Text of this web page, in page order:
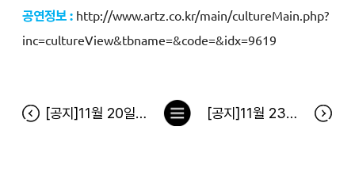
공연정보 : http://www.artz.co.kr/main/cultureMain.php?
inc=cultureView&tbname=&code=&idx=9619
[공지]11월 20일(월), 청정원 및 통합회원 서버 작업에 따른 서비스 일시 중지 안내 [공지]11월 23일(목), 청정원 서버 점검에 따른 서비스 일시 중지 안내
목